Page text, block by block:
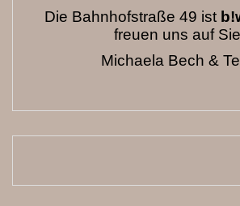
Die Bahnhofstraße 49 ist
freuen uns auf
Michaela Bech &